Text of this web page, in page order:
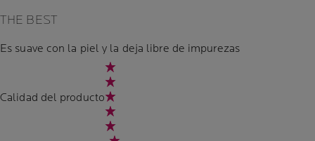
THE BEST
Es suave con la piel y la deja libre de impurezas
Calidad del producto